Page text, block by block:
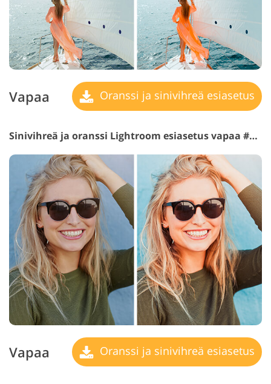
Vapaa Oranssi ja sinivihreä esiasetus
Sinivihreä ja oranssi Lightroom esiasetus vapaa #2 "Summer"
Vapaa Oranssi ja sinivihreä esiasetus